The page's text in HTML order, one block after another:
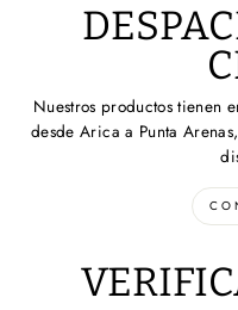
Nuestros productos tienen
desde Arica a Punta